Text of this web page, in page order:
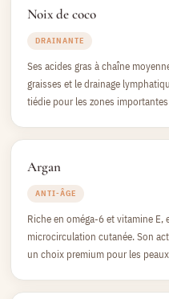
Noix de coco
DRAINANTE
Ses acides gras à chaîne
graisses et le drainage
tiédie pour les zones
Argan
ANTI-ÂGE
Riche en oméga-6 et vitamine E,
microcirculation cutanée. Son
un choix premium pour les